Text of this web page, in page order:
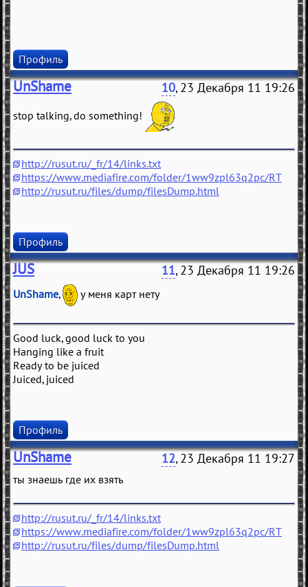
Профиль
UnShame 10, 23 Декабря 11 19:26
stop talking, do something!
http://rusut.ru/_fr/14/links.txt
https://www.mediafire.com/folder/1ww9zpl63q2pc/RT
http://rusut.ru/files/dump/filesDump.html
Профиль
JUS 11, 23 Декабря 11 19:26
UnShame, у меня карт нету
Good luck, good luck to you
Hanging like a fruit
Ready to be juiced
Juiced, juiced
Профиль
UnShame 12, 23 Декабря 11 19:27
ты знаешь где их взять
http://rusut.ru/_fr/14/links.txt
https://www.mediafire.com/folder/1ww9zpl63q2pc/RT
http://rusut.ru/files/dump/filesDump.html